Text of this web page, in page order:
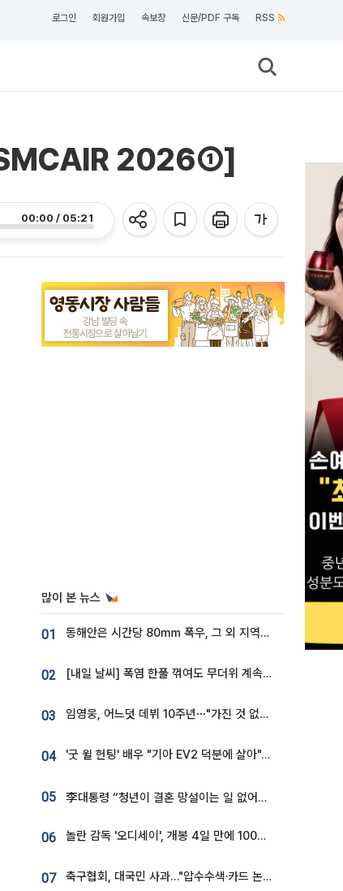
로그인 회원가입 속보창 신문/PDF 구독 RSS
2026①]
00:00 / 05:21
많이 본 뉴스
01 동해안은 시간당 80㎜ 폭우, 그 외 지역은 폭염…‘극과 극 날씨’
02 [내일 날씨] 폭염 한풀 꺾여도 무더위 계속⋯동해안 이틀 연속 비
03 임영웅, 어느덧 데뷔 10주년⋯"가진 것 없던 시절, 내 앞엔 20명의 팬뿐"
04 '굿 윌 헌팅' 배우 "기아 EV2 덕분에 살아"…교통사고 후 안전성 극찬
05 李대통령 “청년이 결혼 망설이는 일 없어야...제도상 불이익 조사”
06 놀란 감독 '오디세이', 개봉 4일 만에 100만 돌파⋯'왕사남' 보다 빠르다
07 축구협회, 대국민 사과…"압수수색·카드 논란 사죄, 강도 높은 쇄신"